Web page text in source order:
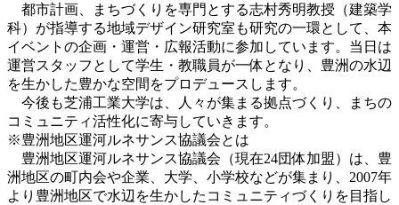
都市計画、まちづくりを専門とする志村秀明教授（建築学
科）が指導する地域デザイン研究室も研究の一環として、本
イベントの企画・運営・広報活動に参加しています。当日は
運営スタッフとして学生・教職員が一体となり、豊洲の水辺
を生かした豊かな空間をプロデュースします。
今後も芝浦工業大学は、人々が集まる拠点づくり、まちの
コミュニティ活性化に寄与していきます。
※豊洲地区運河ルネサンス協議会とは
豊洲地区運河ルネサンス協議会（現在24団体加盟）は、豊
洲地区の町内会や企業、大学、小学校などが集まり、2007年
より豊洲地区で水辺を生かしたコミュニティづくりを目指し